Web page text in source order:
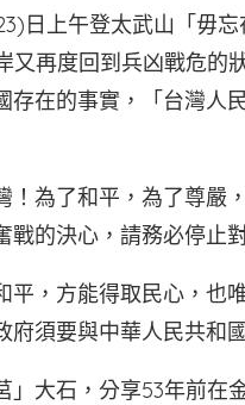
日上午登太武山「毋
又再度回到兵凶戰危的
在的事實，「台灣人
！為了和平，為了尊嚴
的決心，請務必停止
，方能得取民心，也
須要與中華人民共和
大石，分享53年前在